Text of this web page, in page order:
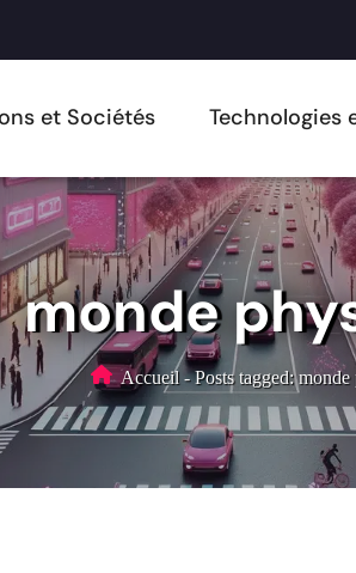
et Sociétés Technologies
monde
Accueil - Posts tagged: